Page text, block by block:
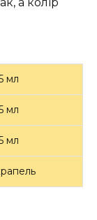
мл
мл
мл